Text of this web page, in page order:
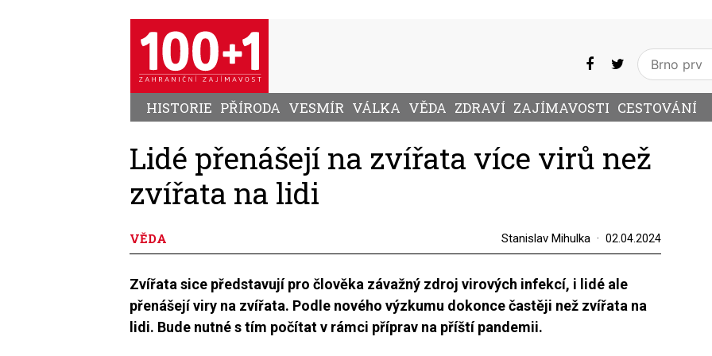
HISTORIE PŘÍRODA VESMÍR VÁLKA VĚDA ZDRAVÍ ZAJÍMAVOSTI CESTOVÁNÍ
Lidé přenášejí na zvířata více virů než
zvířata na lidi
VĚDA Stanislav Mihulka 02.04.2024
Zvířata sice představují pro člověka závažný zdroj virových infekcí, i lidé ale
přenášejí viry na zvířata. Podle nového výzkumu dokonce častěji než zvířata na
lidi. Bude nutné s tím počítat v rámci příprav na příští pandemii.